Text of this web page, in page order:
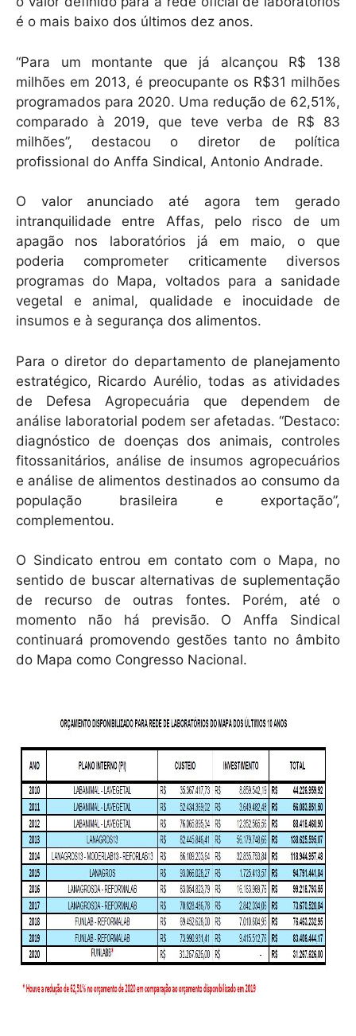
é o mais baixo dos últimos dez anos.
“Para um montante que já alcançou R$ 138
milhões em 2013, é preocupante os R$31 milhões
programados para 2020. Uma redução de 62,51%,
comparado à 2019, que teve verba de R$ 83
milhões”, destacou o diretor de política
profissional do Anffa Sindical, Antonio Andrade.
O valor anunciado até agora tem gerado
intranquilidade entre Affas, pelo risco de um
apagão nos laboratórios já em maio, o que
poderia comprometer criticamente diversos
programas do Mapa, voltados para a sanidade
vegetal e animal, qualidade e inocuidade de
insumos e à segurança dos alimentos.
Para o diretor do departamento de planejamento
estratégico, Ricardo Aurélio, todas as atividades
de Defesa Agropecuária que dependem de
análise laboratorial podem ser afetadas. “Destaco:
diagnóstico de doenças dos animais, controles
fitossanitários, análise de insumos agropecuários
e análise de alimentos destinados ao consumo da
população brasileira e exportação”,
complementou.
O Sindicato entrou em contato com o Mapa, no
sentido de buscar alternativas de suplementação
de recurso de outras fontes. Porém, até o
momento não há previsão. O Anffa Sindical
continuará promovendo gestões tanto no âmbito
do Mapa como Congresso Nacional.